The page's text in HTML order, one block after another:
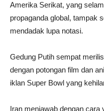
Amerika Serikat, yang
propaganda global, tampak
mendadak lupa notasi.
Gedung Putih sempat
dengan potongan film dan
iklan Super Bowl yang
Iran menjawab dengan cara